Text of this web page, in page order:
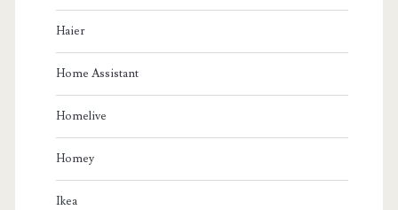
Haier
Home Assistant
Homelive
Homey
Ikea